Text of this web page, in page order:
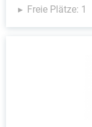
Freie Plätze: 1